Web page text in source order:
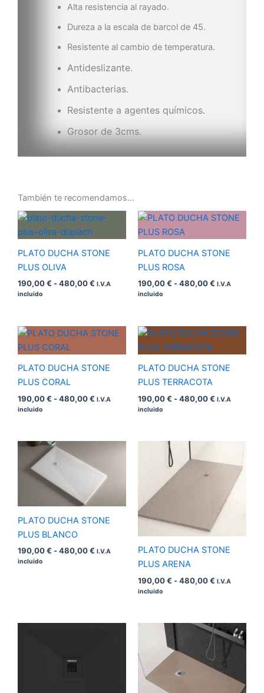
Alta resistencia al rayado.
Dureza a la escala de barcol de 45.
Resistente al cambio de temperatura.
Antideslizante.
Antibacterias.
Resistente a agentes químicos.
Grosor de 3cms.
También te recomendamos…
PLATO DUCHA STONE
PLUS OLIVA
190,00€ -480,00€
Rango
190,00 €
I.V.A
incluido
PLATO DUCHA STONE
PLUS ROSA
190,00€ -480,00€
Rango
190,00 €
I.V.A
incluido
PLATO DUCHA STONE
PLUS CORAL
190,00€ -480,00€
Rango
190,00 €
I.V.A
incluido
PLATO DUCHA STONE
PLUS TERRACOTA
190,00€ -480,00€
Rango
190,00 €
I.V.A
incluido
PLATO DUCHA STONE
PLUS BLANCO
190,00€ -480,00€
desde
190,00 €
hasta
480,00 €
I.V.A
incluido
PLATO DUCHA STONE
PLUS ARENA
190,00€ -480,00€
precios:
190,00 €
hasta
480,00 €
I.V.A
incluido
Rango
de
precios:
desde
190,00 €
hasta
480,00 €